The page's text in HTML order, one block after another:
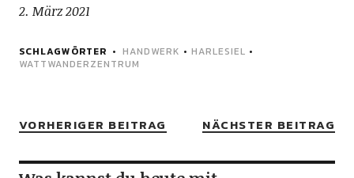
2. März 2021
SCHLAGWÖRTER HANDWERK • HARLESIEL •
WATTWANDERZENTRUM
VORHERIGER BEITRAG NÄCHSTER BEITRAG